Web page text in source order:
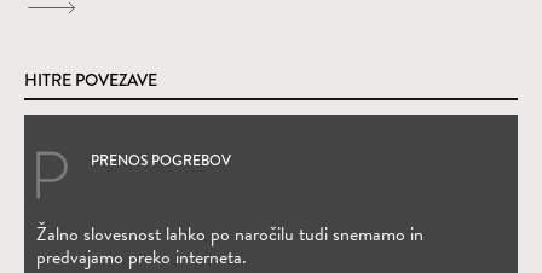
HITRE POVEZAVE
PRENOS POGREBOV
Žalno slovesnost lahko po naročilu tudi snemamo in
predvajamo preko interneta.
(Odpre se v novem oknu)